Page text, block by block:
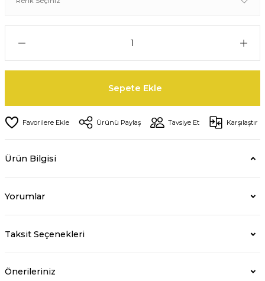
Sepete Ekle
Ürünü Paylaş Tavsiye Et Karşılaştır
Ürün Bilgisi
Yorumlar
Taksit Seçenekleri
Önerileriniz